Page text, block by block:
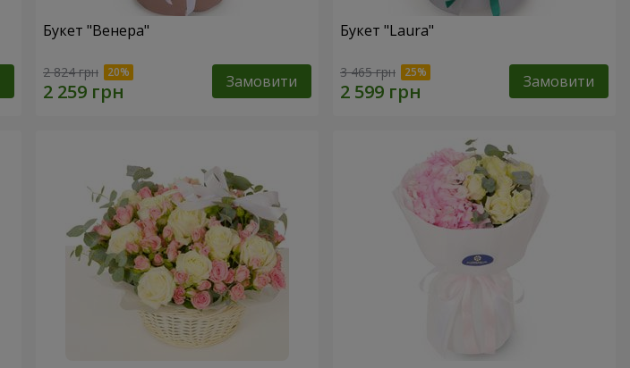
Букет "Венера"
2 824 грн Замовити
Букет "Laura"
3 465 грн Замовити